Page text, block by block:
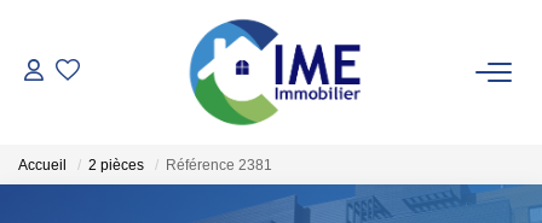
ACHETER
ESTIMER
Accueil 2 pièces Référence 2381